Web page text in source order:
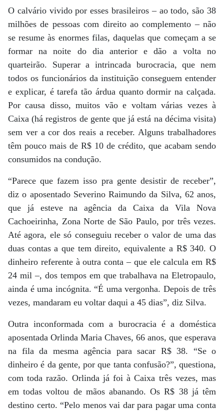
O calvário vivido por esses brasileiros – ao todo, são 38
milhões de pessoas com direito ao complemento – não
se resume às enormes filas, daquelas que começam a se
formar na noite do dia anterior e dão a volta no
quarteirão. Superar a intrincada burocracia, que nem
todos os funcionários da instituição conseguem entender
e explicar, é tarefa tão árdua quanto dormir na calçada.
Por causa disso, muitos vão e voltam várias vezes à
Caixa (há registros de gente que já está na décima visita)
sem ver a cor dos reais a receber. Alguns trabalhadores
têm pouco mais de R$ 10 de crédito, que acabam sendo
consumidos na condução.
“Parece que fazem isso pra gente desistir de receber”,
diz o aposentado Severino Raimundo da Silva, 62 anos,
que já esteve na agência da Caixa da Vila Nova
Cachoeirinha, Zona Norte de São Paulo, por três vezes.
Até agora, ele só conseguiu receber o valor de uma das
duas contas a que tem direito, equivalente a R$ 340. O
dinheiro referente à outra conta – que ele calcula em R$
24 mil –, dos tempos em que trabalhava na Eletropaulo,
ainda é uma incógnita. “É uma vergonha. Depois de três
vezes, mandaram eu voltar daqui a 45 dias”, diz Silva.
Outra inconformada com a burocracia é a doméstica
aposentada Orlinda Maria Chaves, 66 anos, que esperava
na fila da mesma agência para sacar R$ 38. “Se o
dinheiro é da gente, por que tanta confusão?”, questiona,
com toda razão. Orlinda já foi à Caixa três vezes, mas
em todas voltou de mãos abanando. Os R$ 38 já têm
destino certo. “Pelo menos vai dar para pagar uma conta